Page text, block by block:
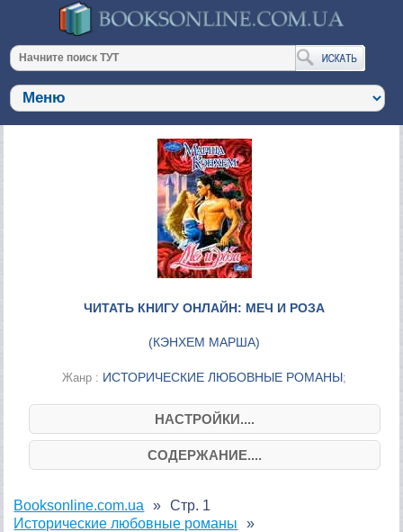
ЧИТАТЬ КНИГУ ОНЛАЙН: МЕЧ И РОЗА
(КЭНХЕМ МАРША)
Жанр : ИСТОРИЧЕСКИЕ ЛЮБОВНЫЕ РОМАНЫ;
НАСТРОЙКИ....
СОДЕРЖАНИЕ....
Booksonline.com.ua
Исторические любовные романы
Стр. 1